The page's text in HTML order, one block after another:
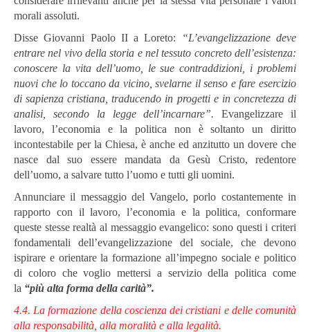
morali assoluti.
Disse Giovanni Paolo II a Loreto:
“L’evangelizzazione deve
entrare nel vivo della storia e nel tessuto concreto dell’esistenza:
conoscere la vita dell’uomo, le sue contraddizioni, i problemi
nuovi che lo toccano da vicino, svelarne il senso e fare esercizio
di sapienza cristiana, traducendo in progetti e in concretezza di
analisi, secondo la legge dell’incarnare”.Evangelizzare il
lavoro, l’economia e la politica non è soltanto un diritto
incontestabile per la Chiesa, è anche ed anzitutto un dovere che
nasce dal suo essere mandata da Gesù Cristo, redentore
dell’uomo, a salvare tutto l’uomo e tutti gli uomini.
Annunciare il messaggio del Vangelo, porlo costantemente in
rapporto con il lavoro, l’economia e la politica, conformare
queste stesse realtà al messaggio evangelico: sono questi i criteri
fondamentali dell’evangelizzazione del sociale, che devono
ispirare e orientare la formazione all’impegno sociale e politico
di coloro che voglio mettersi a servizio della politica come
la “più alta forma della carità”.
4.4. La formazione della coscienza dei cristiani e delle comunità
alla responsabilità, alla moralità e alla legalità.